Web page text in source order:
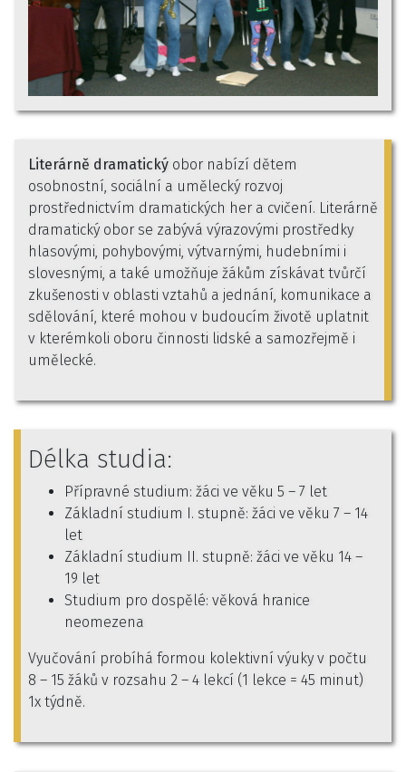
Literárně dramatický obor nabízí dětem
osobnostní, sociální a umělecký rozvoj
prostřednictvím dramatických her a cvičení. Literárně
dramatický obor se zabývá výrazovými prostředky
hlasovými, pohybovými, výtvarnými, hudebními i
slovesnými, a také umožňuje žákům získávat tvůrčí
zkušenosti v oblasti vztahů a jednání, komunikace a
sdělování, které mohou v budoucím životě uplatnit
v kterémkoli oboru činnosti lidské a samozřejmě i
umělecké.
Délka studia:
Přípravné studium: žáci ve věku 5 – 7 let
Základní studium I. stupně: žáci ve věku 7 – 14
let
Základní studium II. stupně: žáci ve věku 14 –
19 let
Studium pro dospělé: věková hranice
neomezena
Vyučování probíhá formou kolektivní výuky v počtu
8 – 15 žáků v rozsahu 2 – 4 lekcí (1 lekce = 45 minut)
1x týdně.